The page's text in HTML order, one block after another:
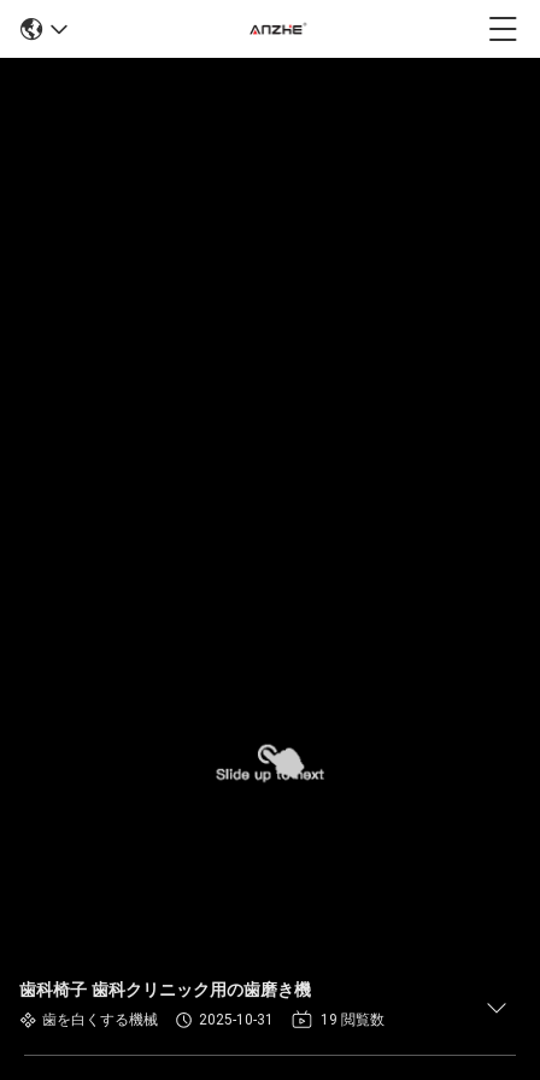
歯科椅子 歯科クリニック用の歯磨き機
歯を白くする機械 2025-10-31 19 閲覧数